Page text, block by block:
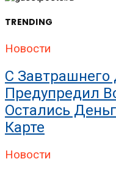
TRENDING
Новости
С Завтрашнего
Предупредил
Остались
Карте
Новости